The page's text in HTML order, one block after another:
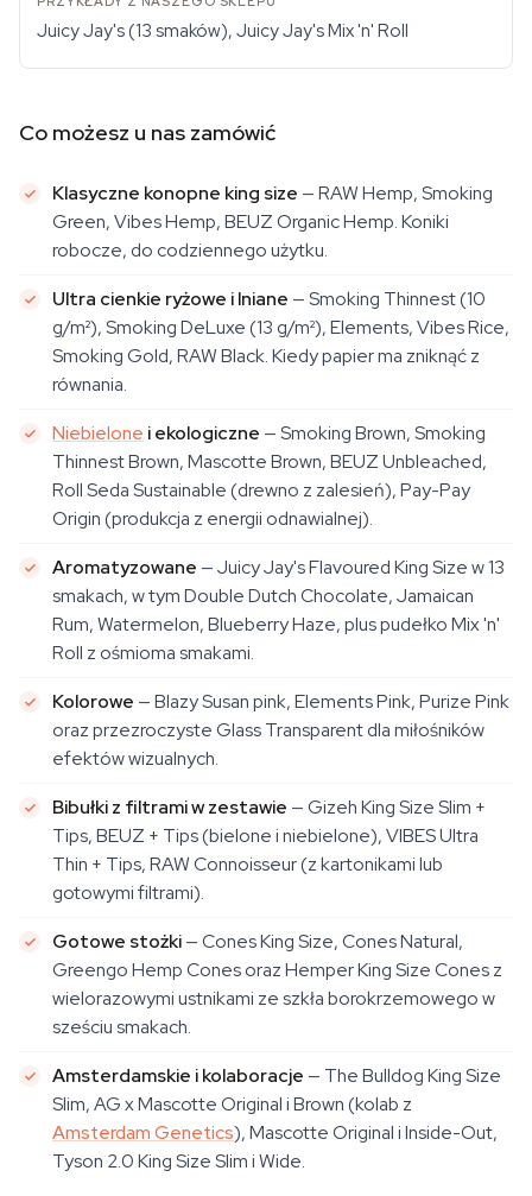
Juicy Jay's (13 smaków), Juicy Jay's Mix 'n' Roll
Co możesz u nas zamówić
Klasyczne konopne king size — RAW Hemp, Smoking
Green, Vibes Hemp, BEUZ Organic Hemp. Koniki
robocze, do codziennego użytku.
Ultra cienkie ryżowe i lniane — Smoking Thinnest (10
g/m²), Smoking DeLuxe (13 g/m²), Elements, Vibes Rice,
Smoking Gold, RAW Black. Kiedy papier ma zniknąć z
równania.
Niebielone i ekologiczne — Smoking Brown, Smoking
Thinnest Brown, Mascotte Brown, BEUZ Unbleached,
Roll Seda Sustainable (drewno z zalesień), Pay-Pay
Origin (produkcja z energii odnawialnej).
Aromatyzowane — Juicy Jay's Flavoured King Size w 13
smakach, w tym Double Dutch Chocolate, Jamaican
Rum, Watermelon, Blueberry Haze, plus pudełko Mix 'n'
Roll z ośmioma smakami.
Kolorowe — Blazy Susan pink, Elements Pink, Purize Pink
oraz przezroczyste Glass Transparent dla miłośników
efektów wizualnych.
Bibułki z filtrami w zestawie — Gizeh King Size Slim +
Tips, BEUZ + Tips (bielone i niebielone), VIBES Ultra
Thin + Tips, RAW Connoisseur (z kartonikami lub
gotowymi filtrami).
Gotowe stożki— Cones King Size, Cones Natural,
Greengo Hemp Cones oraz Hemper King Size Cones z
wielorazowymi ustnikami ze szkła borokrzemowego w
sześciu smakach.
Amsterdamskie i kolaboracje — The Bulldog King Size
Slim, AG x Mascotte Original i Brown (kolab z
Amsterdam Genetics), Mascotte Original i Inside-Out,
Tyson 2.0 King Size Slim i Wide.